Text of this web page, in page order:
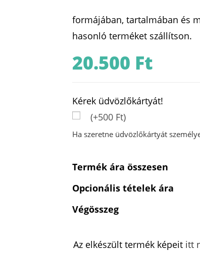
formájában, tartalmában és
hasonló terméket szállítson.
20.500 Ft
Kérek üdvözlőkártyát!
(+500 Ft)
Ha szeretne üdvözlőkártyát
Termék ára összesen
Opcionális tételek ára
Végösszeg
Az elkészült termék képeit itt